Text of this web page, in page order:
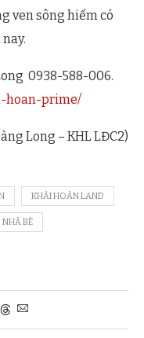
ven sông hiếm có
0938-588-006.
hoan-prime/
Long – KHL LĐC2)
KHẢI HOÀN LAND
NHÀ BÈ